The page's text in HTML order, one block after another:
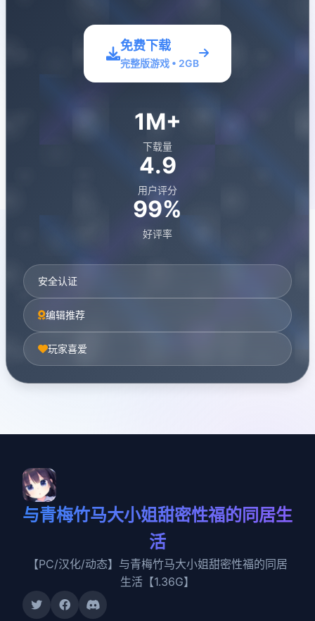
免费下载
完整版游戏 • 2GB
1M+
下载量
4.9
用户评分
99%
好评率
安全认证
编辑推荐
玩家喜爱
与青梅竹马大小姐甜密性福的同居生
活
【PC/汉化/动态】与青梅竹马大小姐甜密性福的同居
生活【1.36G】